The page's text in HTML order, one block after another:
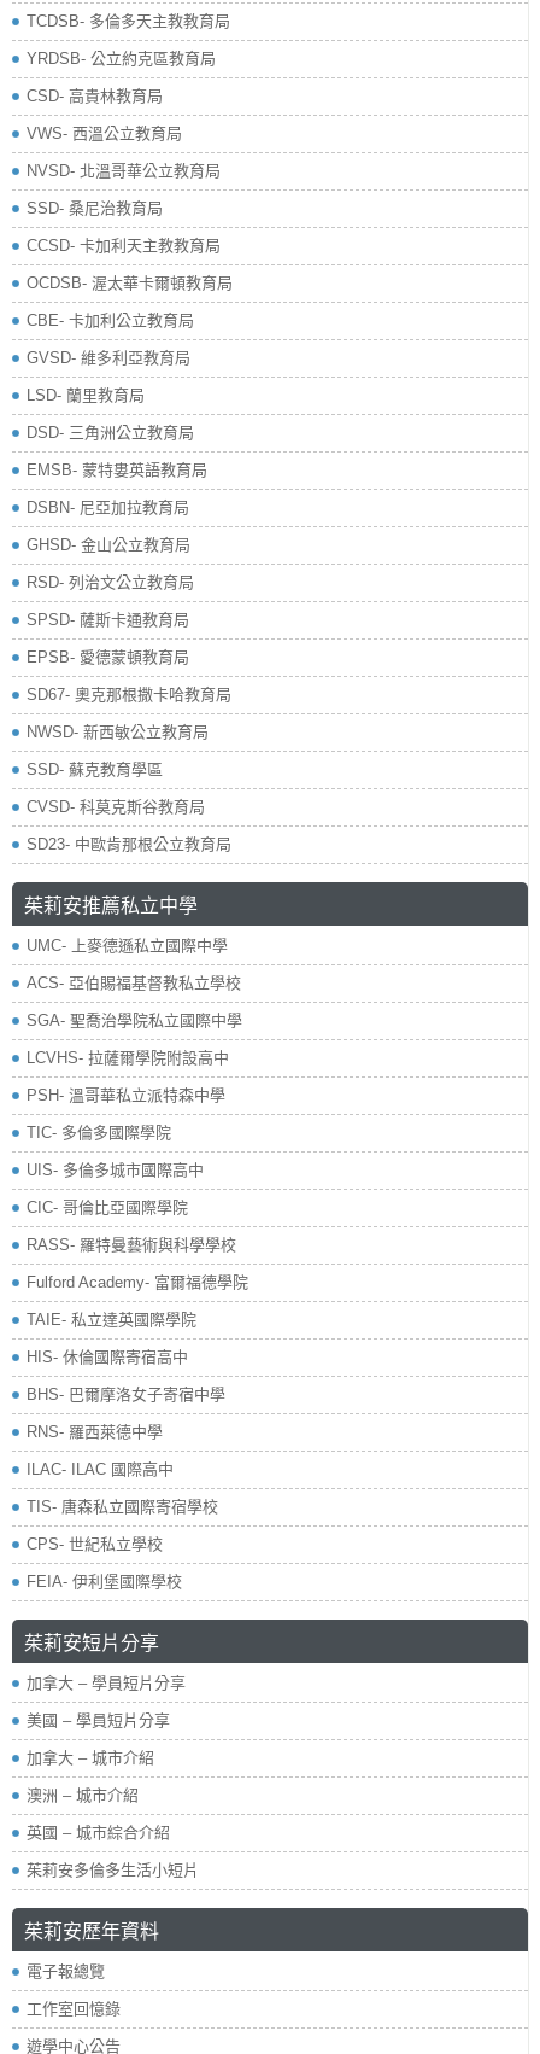
TCDSB- 多倫多天主教教育局
YRDSB- 公立約克區教育局
​CSD- 高貴林教育局
VWS- 西溫公立教育局
NVSD- 北溫哥華公立教育局
SSD- 桑尼治教育局
CCSD- 卡加利天主教教育局
OCDSB- 渥太華卡爾頓教育局
CBE- 卡加利公立教育局
GVSD- 維多利亞教育局
LSD- 蘭里教育局
DSD- 三角洲公立教育局
EMSB- 蒙特婁英語教育局
DSBN- 尼亞加拉教育局
GHSD- 金山公立教育局
RSD- 列治文公立教育局
SPSD- 薩斯卡通教育局
EPSB- 愛德蒙頓教育局
SD67- 奧克那根撒卡哈教育局
NWSD- 新西敏公立教育局
SSD- 蘇克教育學區
CVSD- 科莫克斯谷教育局
SD23- 中歐肯那根公立教育局
茱莉安推薦私立中學
UMC- 上麥德遜私立國際中學
ACS- 亞伯賜福基督教私立學校
SGA- 聖喬治學院私立國際中學
LCVHS- 拉薩爾學院附設高中
PSH- 溫哥華私立派特森中學
TIC- 多倫多國際學院
UIS- 多倫多城市國際高中
CIC- 哥倫比亞國際學院
RASS- 羅特曼藝術與科學學校
​Fulford Academy- 富爾福德學院
TAIE- 私立達英國際學院
HIS- 休倫國際寄宿高中
BHS- 巴爾摩洛女子寄宿中學
RNS- 羅西萊德中學
ILAC- ILAC 國際高中
TIS- 唐森私立國際寄宿學校
CPS- 世紀私立學校
FEIA- 伊利堡國際學校
茱莉安短片分享
加拿大 – 學員短片分享
美國 – 學員短片分享
加拿大 – 城市介紹
澳洲 – 城市介紹
英國 – 城市綜合介紹
茱莉安多倫多生活小短片
茱莉安歷年資料
電子報總覽
工作室回憶錄
遊學中心公告